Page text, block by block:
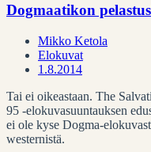
Dogmaatikon
Mikko Ketola
Elokuvat
1.8.2014
Tai ei oikeastaan. The
95 -elokuvasuuntauksen
ei ole kyse Dogma-
westernistä.